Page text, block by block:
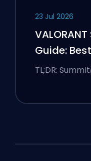
23 Jul 2026
Guide:
and
TL;DR: